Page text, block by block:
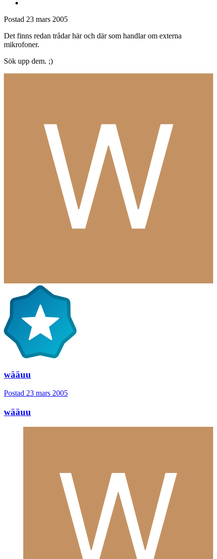
Postad 23 mars 2005
Det finns redan trådar här och där som handlar om externa
mikrofoner.
Sök upp dem. ;)
wääuu
Postad 23 mars 2005
wääuu